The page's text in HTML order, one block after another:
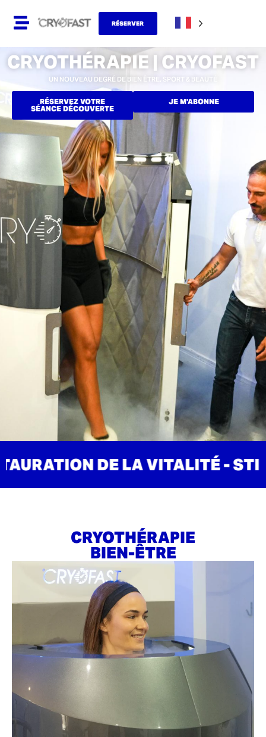
RÉSERVER
CRYOTHÉRAPIE | CRYOFAST
UN NOUVEAU DEGRÉ DE BIEN ÊTRE, SPORT & BEAUTÉ
RÉSERVEZ VOTRE
SÉANCE DÉCOUVERTE
JE M'ABONNE
- STIMULE VOS
CRYOTHÉRAPIE
BIEN-ÊTRE